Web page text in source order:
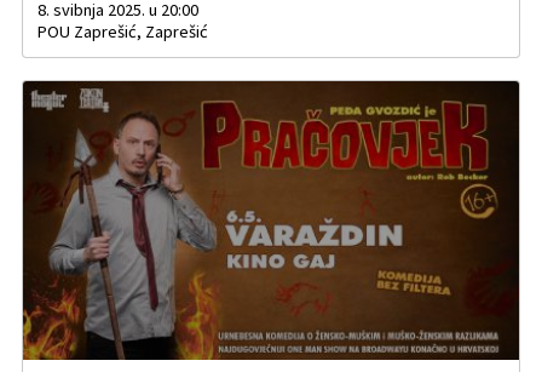
8. svibnja 2025. u 20:00
POU Zaprešić, Zaprešić